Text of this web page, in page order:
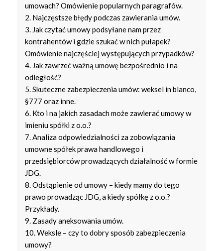
umowach? Omówienie popularnych paragrafów.
2. Najczęstsze błędy podczas zawierania umów.
3. Jak czytać umowy podsyłane nam przez
kontrahentów i gdzie szukać w nich pułapek?
Omówienie najczęściej występujących przypadków?
4. Jak zawrzeć ważną umowę bezpośrednio i na
odległość?
5. Skuteczne zabezpieczenia umów: weksel in blanco,
§777 oraz inne.
6. Kto i na jakich zasadach może zawierać umowy w
imieniu spółki z o.o.?
7. Analiza odpowiedzialności za zobowiązania
umowne spółek prawa handlowego i
przedsiębiorców prowadzących działalność w formie
JDG.
8. Odstąpienie od umowy – kiedy mamy do tego
prawo prowadząc JDG, a kiedy spółkę z o.o.?
Przykłady.
9. Zasady aneksowania umów.
10. Weksle – czy to dobry sposób zabezpieczenia
umowy?